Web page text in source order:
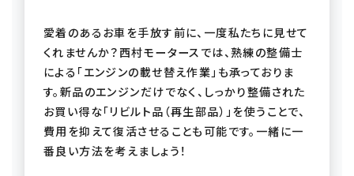
愛着のあるお車を手放す前に、一度私たちに見せて
くれませんか？西村モータースでは、熟練の整備士
による「エンジンの載せ替え作業」も承っておりま
す。新品のエンジンだけでなく、しっかり整備された
お買い得な「リビルト品（再生部品）」を使うことで、
費用を抑えて復活させることも可能です。一緒に一
番良い方法を考えましょう！